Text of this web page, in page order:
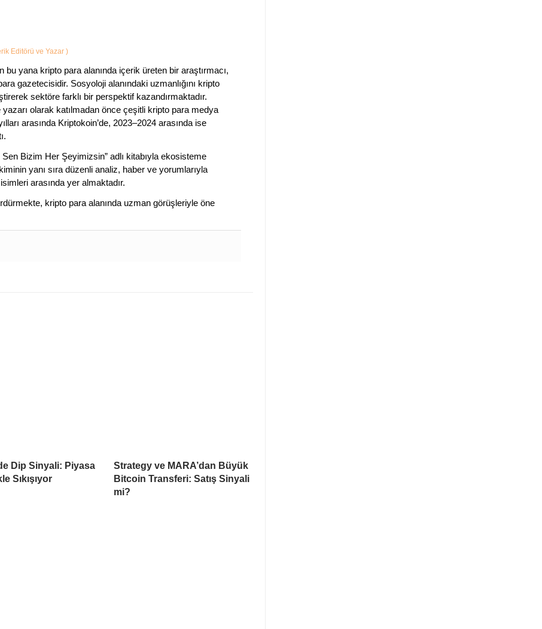
Editörü ve Yazar )
bu yana kripto para alanında içerik üreten bir araştırmacı,
gazetecisidir. Sosyoloji alanındaki uzmanlığını kripto
sektöre farklı bir perspektif kazandırmaktadır.
olarak katılmadan önce çeşitli kripto para medya
arasında Kriptokoin’de, 2023–2024 arasında ise
Bizim Her Şeyimizsin” adlı kitabıyla ekosisteme
yanı sıra düzenli analiz, haber ve yorumlarıyla
arasında yer almaktadır.
kripto para alanında uzman görüşleriyle öne
Dip Sinyali: Piyasa
Sıkışıyor
Strategy ve MARA’dan Büyük
Bitcoin Transferi: Satış Sinyali
mi?